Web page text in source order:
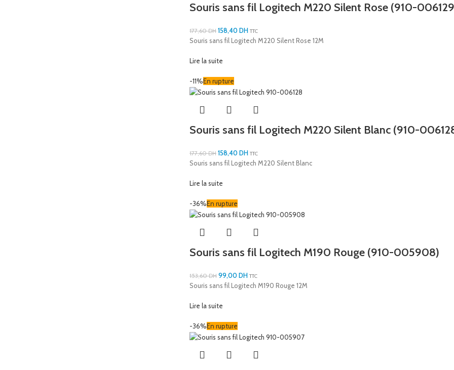
Souris sans fil Logitech M220 Silent Rose (910-
177,60DH 158,40DH TTC
Souris sans fil Logitech M220 Silent Rose 12M
Lire la suite
-11%En rupture
Souris sans fil Logitech M220 Silent Blanc (910-
177,60DH 158,40DH TTC
Souris sans fil Logitech M220 Silent Blanc
Lire la suite
-36%En rupture
Souris sans fil Logitech M190 Rouge (910-005908)
153,60DH 99,00DH TTC
Souris sans fil Logitech M190 Rouge 12M
Lire la suite
-36%En rupture